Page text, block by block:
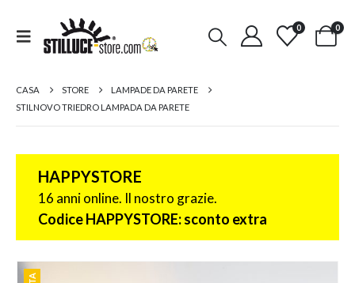
0 0
CASA STORE
LAMPADE DA PARETE
STILNOVO TRIEDRO LAMPADA DA PARETE
HAPPYSTORE
16 anni online. Il nostro grazie.
Codice HAPPYSTORE: sconto extra